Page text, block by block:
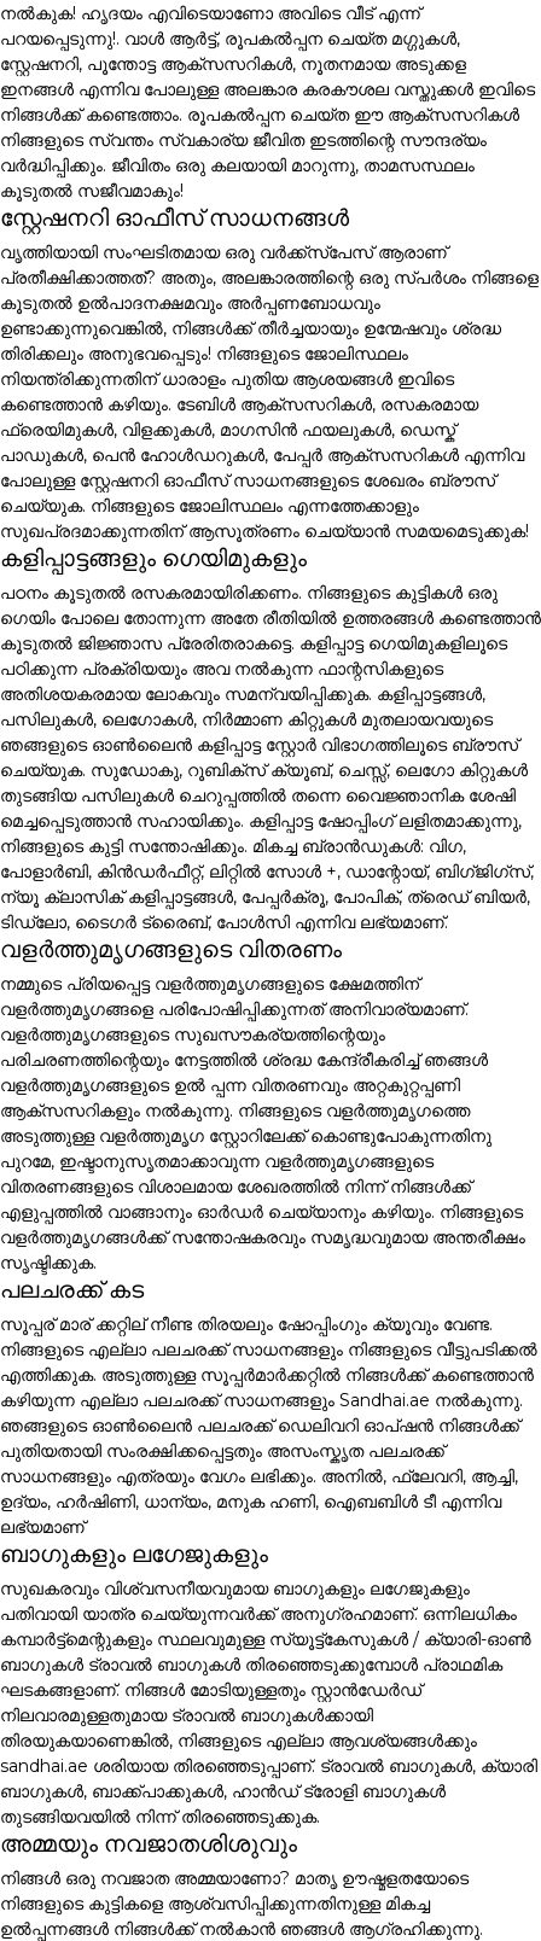
നൽകുക! ഹൃദയം എവിടെയാണോ അവിടെ വീട് എന്ന്
പറയപ്പെടുന്നു!. വാൾ ആർട്ട്, രൂപകൽപ്പന ചെയ്ത മഗ്ഗുകൾ,
സ്റ്റേഷനറി, പൂന്തോട്ട ആക്സസറികൾ, നൂതനമായ അടുക്കള
ഇനങ്ങൾ എന്നിവ പോലുള്ള അലങ്കാര കരകൗശല വസ്തുക്കൾ ഇവിടെ
നിങ്ങൾക്ക് കണ്ടെത്താം. രൂപകൽപ്പന ചെയ്ത ഈ ആക്സസറികൾ
നിങ്ങളുടെ സ്വന്തം സ്വകാര്യ ജീവിത ഇടത്തിന്റെ സൗന്ദര്യം
വർദ്ധിപ്പിക്കും. ജീവിതം ഒരു കലയായി മാറുന്നു, താമസസ്ഥലം
കൂടുതൽ സജീവമാകും!
സ്റ്റേഷനറി ഓഫീസ് സാധനങ്ങൾ
വൃത്തിയായി സംഘടിതമായ ഒരു വർക്ക്സ്പേസ് ആരാണ്
പ്രതീക്ഷിക്കാത്തത്? അതും, അലങ്കാരത്തിന്റെ ഒരു സ്പർശം നിങ്ങളെ
കൂടുതൽ ഉൽപാദനക്ഷമവും അർപ്പണബോധവും
ഉണ്ടാക്കുന്നുവെങ്കിൽ, നിങ്ങൾക്ക് തീർച്ചയായും ഉന്മേഷവും ശ്രദ്ധ
തിരിക്കലും അനുഭവപ്പെടും! നിങ്ങളുടെ ജോലിസ്ഥലം
നിയന്ത്രിക്കുന്നതിന് ധാരാളം പുതിയ ആശയങ്ങൾ ഇവിടെ
കണ്ടെത്താൻ കഴിയും. ടേബിൾ ആക്സസറികൾ, രസകരമായ
ഫ്രെയിമുകൾ, വിളക്കുകൾ, മാഗസിൻ ഫയലുകൾ, ഡെസ്ക്
പാഡുകൾ, പെൻ ഹോൾഡറുകൾ, പേപ്പർ ആക്സസറികൾ എന്നിവ
പോലുള്ള സ്റ്റേഷനറി ഓഫീസ് സാധനങ്ങളുടെ ശേഖരം ബ്രൗസ്
ചെയ്യുക. നിങ്ങളുടെ ജോലിസ്ഥലം എന്നത്തേക്കാളും
സുഖപ്രദമാക്കുന്നതിന് ആസൂത്രണം ചെയ്യാൻ സമയമെടുക്കുക!
കളിപ്പാട്ടങ്ങളും ഗെയിമുകളും
പഠനം കൂടുതൽ രസകരമായിരിക്കണം. നിങ്ങളുടെ കുട്ടികൾ ഒരു
ഗെയിം പോലെ തോന്നുന്ന അതേ രീതിയിൽ ഉത്തരങ്ങൾ കണ്ടെത്താൻ
കൂടുതൽ ജിജ്ഞാസ പ്രേരിതരാകട്ടെ. കളിപ്പാട്ട ഗെയിമുകളിലൂടെ
പഠിക്കുന്ന പ്രക്രിയയും അവ നൽകുന്ന ഫാന്റസികളുടെ
അതിശയകരമായ ലോകവും സമന്വയിപ്പിക്കുക. കളിപ്പാട്ടങ്ങൾ,
പസിലുകൾ, ലെഗോകൾ, നിർമ്മാണ കിറ്റുകൾ മുതലായവയുടെ
ഞങ്ങളുടെ ഓൺലൈൻ കളിപ്പാട്ട സ്റ്റോർ വിഭാഗത്തിലൂടെ ബ്രൗസ്
ചെയ്യുക. സുഡോകു, റൂബിക്സ് ക്യൂബ്, ചെസ്സ്, ലെഗോ കിറ്റുകൾ
തുടങ്ങിയ പസിലുകൾ ചെറുപ്പത്തിൽ തന്നെ വൈജ്ഞാനിക ശേഷി
മെച്ചപ്പെടുത്താൻ സഹായിക്കും. കളിപ്പാട്ട ഷോപ്പിംഗ് ലളിതമാക്കുന്നു,
നിങ്ങളുടെ കുട്ടി സന്തോഷിക്കും. മികച്ച ബ്രാൻഡുകൾ: വിഗ,
പോളാർബി, കിൻഡർഫീറ്റ്, ലിറ്റിൽ സോൾ +, ഡാന്റോയ്, ബിഗ്ജിഗ്സ്,
ന്യൂ ക്ലാസിക് കളിപ്പാട്ടങ്ങൾ, പേപ്പർക്രൂ, പോപിക്, ത്രെഡ് ബിയർ,
ടിഡ്ലോ, ടൈഗർ ട്രൈബ്, പോൾസി എന്നിവ ലഭ്യമാണ്.
വളർത്തുമൃഗങ്ങളുടെ വിതരണം
നമ്മുടെ പ്രിയപ്പെട്ട വളർത്തുമൃഗങ്ങളുടെ ക്ഷേമത്തിന്
വളർത്തുമൃഗങ്ങളെ പരിപോഷിപ്പിക്കുന്നത് അനിവാര്യമാണ്.
വളർത്തുമൃഗങ്ങളുടെ സുഖസൗകര്യത്തിന്റെയും
പരിചരണത്തിന്റെയും നേട്ടത്തിൽ ശ്രദ്ധ കേന്ദ്രീകരിച്ച് ഞങ്ങൾ
വളർത്തുമൃഗങ്ങളുടെ ഉൽ പ്പന്ന വിതരണവും അറ്റകുറ്റപ്പണി
ആക്സസറികളും നൽകുന്നു. നിങ്ങളുടെ വളർത്തുമൃഗത്തെ
അടുത്തുള്ള വളർത്തുമൃഗ സ്റ്റോറിലേക്ക് കൊണ്ടുപോകുന്നതിനു
പുറമേ, ഇഷ്ടാനുസൃതമാക്കാവുന്ന വളർത്തുമൃഗങ്ങളുടെ
വിതരണങ്ങളുടെ വിശാലമായ ശേഖരത്തിൽ നിന്ന് നിങ്ങൾക്ക്
എളുപ്പത്തിൽ വാങ്ങാനും ഓർഡർ ചെയ്യാനും കഴിയും. നിങ്ങളുടെ
വളർത്തുമൃഗങ്ങൾക്ക് സന്തോഷകരവും സമൃദ്ധവുമായ അന്തരീക്ഷം
സൃഷ്ടിക്കുക.
പലചരക്ക് കട
സൂപ്പര് മാര് ക്കറ്റില് നീണ്ട തിരയലും ഷോപ്പിംഗും ക്യൂവും വേണ്ട.
നിങ്ങളുടെ എല്ലാ പലചരക്ക് സാധനങ്ങളും നിങ്ങളുടെ വീട്ടുപടിക്കൽ
എത്തിക്കുക. അടുത്തുള്ള സൂപ്പർമാർക്കറ്റിൽ നിങ്ങൾക്ക് കണ്ടെത്താൻ
കഴിയുന്ന എല്ലാ പലചരക്ക് സാധനങ്ങളും Sandhai.ae നൽകുന്നു.
ഞങ്ങളുടെ ഓൺലൈൻ പലചരക്ക് ഡെലിവറി ഓപ്ഷൻ നിങ്ങൾക്ക്
പുതിയതായി സംരക്ഷിക്കപ്പെട്ടതും അസംസ്കൃത പലചരക്ക്
സാധനങ്ങളും എത്രയും വേഗം ലഭിക്കും. അനിൽ, ഫ്ലേവറി, ആച്ചി,
ഉദ്യം, ഹർഷിണി, ധാന്യം, മനുക ഹണി, ഐബബിൾ ടീ എന്നിവ
ലഭ്യമാണ്
ബാഗുകളും ലഗേജുകളും
സുഖകരവും വിശ്വസനീയവുമായ ബാഗുകളും ലഗേജുകളും
പതിവായി യാത്ര ചെയ്യുന്നവർക്ക് അനുഗ്രഹമാണ്. ഒന്നിലധികം
കമ്പാർട്ട്മെന്റുകളും സ്ഥലവുമുള്ള സ്യൂട്ട്കേസുകൾ / ക്യാരി-ഓൺ
ബാഗുകൾ ട്രാവൽ ബാഗുകൾ തിരഞ്ഞെടുക്കുമ്പോൾ പ്രാഥമിക
ഘടകങ്ങളാണ്. നിങ്ങൾ മോടിയുള്ളതും സ്റ്റാൻഡേർഡ്
നിലവാരമുള്ളതുമായ ട്രാവൽ ബാഗുകൾക്കായി
തിരയുകയാണെങ്കിൽ, നിങ്ങളുടെ എല്ലാ ആവശ്യങ്ങൾക്കും
sandhai.ae ശരിയായ തിരഞ്ഞെടുപ്പാണ്. ട്രാവൽ ബാഗുകൾ, ക്യാരി
ബാഗുകൾ, ബാക്ക്പാക്കുകൾ, ഹാൻഡ് ട്രോളി ബാഗുകൾ
തുടങ്ങിയവയിൽ നിന്ന് തിരഞ്ഞെടുക്കുക.
അമ്മയും നവജാതശിശുവും
നിങ്ങൾ ഒരു നവജാത അമ്മയാണോ? മാതൃ ഊഷ്മളതയോടെ
നിങ്ങളുടെ കുട്ടികളെ ആശ്വസിപ്പിക്കുന്നതിനുള്ള മികച്ച
ഉൽപ്പന്നങ്ങൾ നിങ്ങൾക്ക് നൽകാൻ ഞങ്ങൾ ആഗ്രഹിക്കുന്നു.